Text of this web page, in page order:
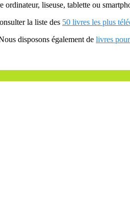
liseuse, tablette ou
la liste des 50 livres les plus
disposons également de livres